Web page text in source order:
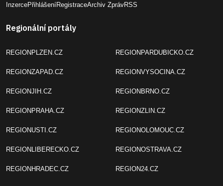
InzercePřihlášeníRegistraceArchiv ZprávRSS
Regionální portály
REGIONPLZEN.CZ
REGIONZAPAD.CZ
REGIONJIH.CZ
REGIONPRAHA.CZ
REGIONUSTI.CZ
REGIONLIBERECKO.CZ
REGIONHRADEC.CZ
REGIONPARDUBICKO.CZ
REGIONVYSOCINA.CZ
REGIONBRNO.CZ
REGIONZLIN.CZ
REGIONOLOMOUC.CZ
REGIONOSTRAVA.CZ
REGION24.CZ